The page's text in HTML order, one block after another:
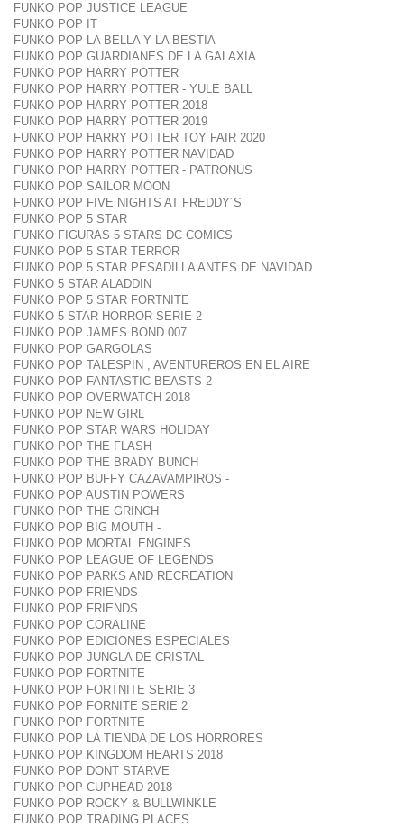
FUNKO POP JUSTICE LEAGUE
FUNKO POP IT
FUNKO POP LA BELLA Y LA BESTIA
FUNKO POP GUARDIANES DE LA GALAXIA
FUNKO POP HARRY POTTER
FUNKO POP HARRY POTTER - YULE BALL
FUNKO POP HARRY POTTER 2018
FUNKO POP HARRY POTTER 2019
FUNKO POP HARRY POTTER TOY FAIR 2020
FUNKO POP HARRY POTTER NAVIDAD
FUNKO POP HARRY POTTER - PATRONUS
FUNKO POP SAILOR MOON
FUNKO POP FIVE NIGHTS AT FREDDY´S
FUNKO POP 5 STAR
FUNKO FIGURAS 5 STARS DC COMICS
FUNKO POP 5 STAR TERROR
FUNKO POP 5 STAR PESADILLA ANTES DE NAVIDAD
FUNKO 5 STAR ALADDIN
FUNKO POP 5 STAR FORTNITE
FUNKO 5 STAR HORROR SERIE 2
FUNKO POP JAMES BOND 007
FUNKO POP GARGOLAS
FUNKO POP TALESPIN , AVENTUREROS EN EL AIRE
FUNKO POP FANTASTIC BEASTS 2
FUNKO POP OVERWATCH 2018
FUNKO POP NEW GIRL
FUNKO POP STAR WARS HOLIDAY
FUNKO POP THE FLASH
FUNKO POP THE BRADY BUNCH
FUNKO POP BUFFY CAZAVAMPIROS -
FUNKO POP AUSTIN POWERS
FUNKO POP THE GRINCH
FUNKO POP BIG MOUTH -
FUNKO POP MORTAL ENGINES
FUNKO POP LEAGUE OF LEGENDS
FUNKO POP PARKS AND RECREATION
FUNKO POP FRIENDS
FUNKO POP FRIENDS
FUNKO POP CORALINE
FUNKO POP EDICIONES ESPECIALES
FUNKO POP JUNGLA DE CRISTAL
FUNKO POP FORTNITE
FUNKO POP FORTNITE SERIE 3
FUNKO POP FORNITE SERIE 2
FUNKO POP FORTNITE
FUNKO POP LA TIENDA DE LOS HORRORES
FUNKO POP KINGDOM HEARTS 2018
FUNKO POP DONT STARVE
FUNKO POP CUPHEAD 2018
FUNKO POP ROCKY & BULLWINKLE
FUNKO POP TRADING PLACES